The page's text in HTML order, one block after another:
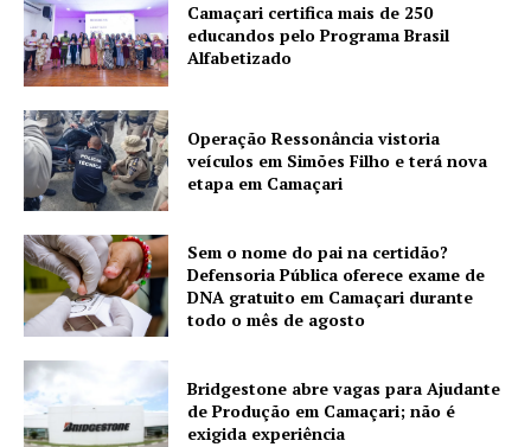
Camaçari certifica mais de 250
educandos pelo Programa Brasil
Alfabetizado
Operação Ressonância vistoria
veículos em Simões Filho e terá nova
etapa em Camaçari
Sem o nome do pai na certidão?
Defensoria Pública oferece exame de
DNA gratuito em Camaçari durante
todo o mês de agosto
Bridgestone abre vagas para Ajudante
de Produção em Camaçari; não é
exigida experiência